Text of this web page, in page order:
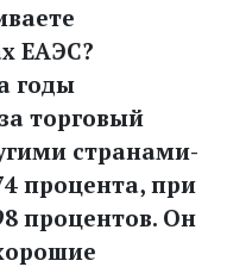
ЕАЭС?
годы
торговый
странами-
процента, при
процентов. Он